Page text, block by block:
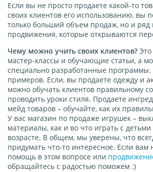
Если вы не просто продаете какой-то
своих клиентов его использованию, вы
только больший объем продаж, но и ряд
продвижения, которые открываются
Чему можно учить своих клиентов?
мастер-классы и обучающие статьи, а
специально разработанные
примеров. Если, вы продаете одежду и
можно обучать клиентов правильному
проводить уроки стиля. Продаете
мейд товаров – обучайте, как их
У вас магазин по продаже игрушек –
материалы, как и во что играть с
возрасте. В общем, мы уверены, что
придумать что-то интересное. Если
помощь в этом вопросе или
обращайтесь с радостью поможем :)